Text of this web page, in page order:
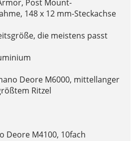
Post Mount-
148 x 12 mm-Steckachse
die meistens passt
Deore M6000, mittellanger
Ritzel
Deore M4100, 10fach